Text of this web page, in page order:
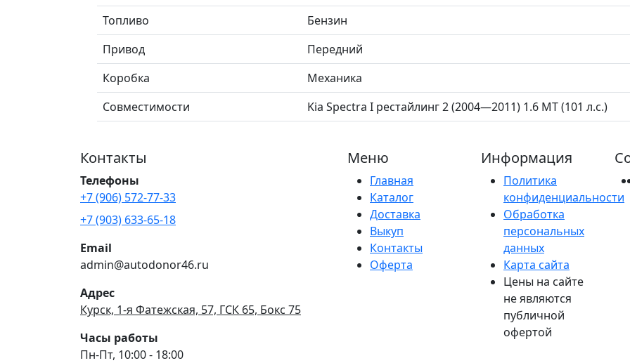
Топливо
Бензин
Привод
Передний
Коробка
Механика
Совместимости
Kia Spectra I рестайлинг 2 (2004—2011) 1.6 MT (101 л.с.)
Контакты
Телефоны
+7 (906) 572-77-33
+7 (903) 633-65-18
Email
admin@autodonor46.ru
Адрес
Курск, 1-я Фатежская, 57, ГСК 65, Бокс 75
Часы работы
Пн-Пт, 10:00 - 18:00
Меню
Главная
Каталог
Доставка
Выкуп
Контакты
Оферта
Информация
Политика
конфиденциальности
Обработка
персональных
данных
Карта сайта
Цены на сайте
не являются
публичной
офертой